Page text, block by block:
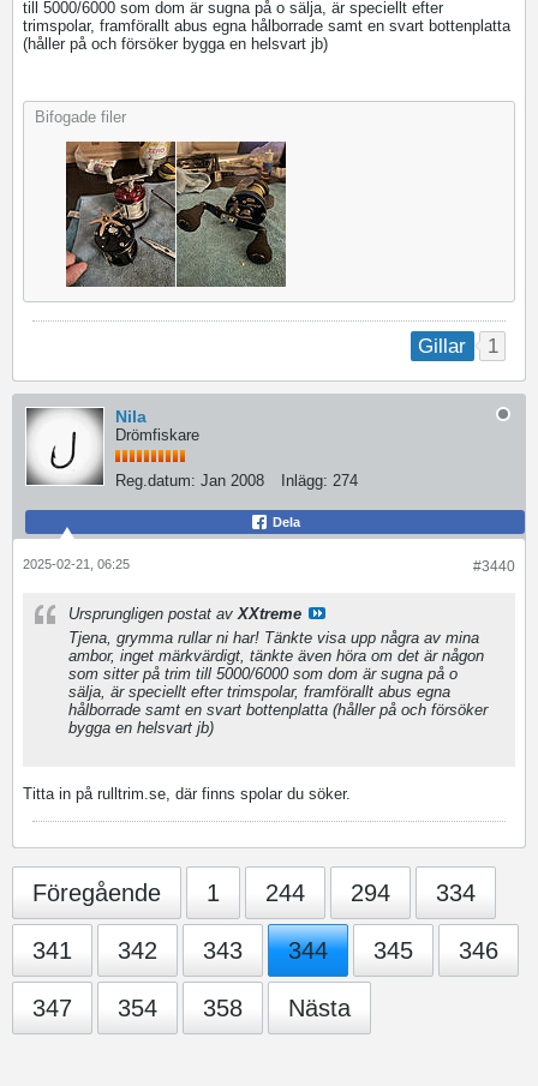
till 5000/6000 som dom är sugna på o sälja, är speciellt efter
trimspolar, framförallt abus egna hålborrade samt en svart bottenplatta
(håller på och försöker bygga en helsvart jb)
Bifogade filer
Gillar 1
Nila
Drömfiskare
Reg.datum: Jan 2008 Inlägg: 274
Dela
#3440
2025-02-21, 06:25
Ursprungligen postat avXXtreme
Tjena, grymma rullar ni har! Tänkte visa upp några av mina
ambor, inget märkvärdigt, tänkte även höra om det är någon
som sitter på trim till 5000/6000 som dom är sugna på o
sälja, är speciellt efter trimspolar, framförallt abus egna
hålborrade samt en svart bottenplatta (håller på och försöker
bygga en helsvart jb)
Titta in på rulltrim.se, där finns spolar du söker.
Föregående 1 244 294 334
341 342 343 344 345 346
347 354 358 Nästa